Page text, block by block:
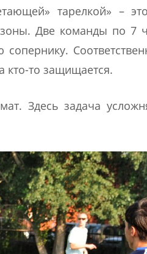
тарелкой» –
Две команды по 7
кто-то защищается.
Здесь задача